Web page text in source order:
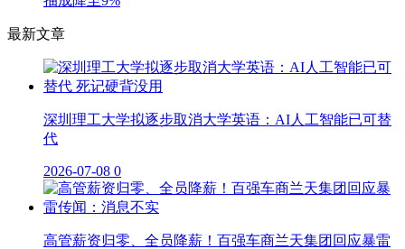
最新文章
深圳理工大学拟逐步取消大学英语：AI人工智能已可替
代
2026-07-08 0
高管薪资归零、全员降薪！百强车商兰天集团回应暴雷